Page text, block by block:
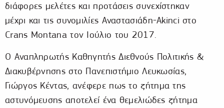
διάφορες μελέτες και προτάσεις συνεχίστηκαν
μέχρι και τις συνομιλίες Αναστασιάδη-Akinci στο
Crans Montana τον Ιούλιο του 2017.
Ο Αναπληρωτής Καθηγητής Διεθνούς Πολιτικής &
Διακυβέρνησης στο Πανεπιστήμιο Λευκωσίας,
Γιώργος Κέντας, ανέφερε πως το ζήτημα της
αστυνόμευσης αποτελεί ένα θεμελιώδες ζήτημα